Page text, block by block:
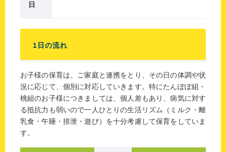
日
1日の流れ
お子様の保育は、ご家庭と連携をとり、その日の体調や状
況に応じて、個別に対応していきます。特にたんぽぽ組・
桃組のお子様につきましては、個人差もあり、病気に対す
る抵抗力も弱いので一人ひとりの生活リズム（ミルク・離
乳食・午睡・排泄・遊び）を十分考慮して保育をしていま
す。